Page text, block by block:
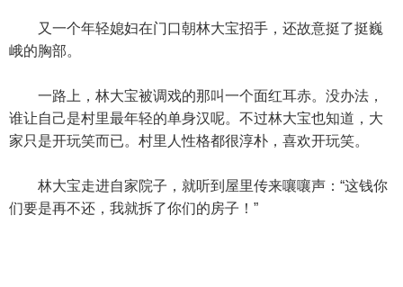
又一个年轻媳妇在门口朝林大宝招手，还故意挺了挺巍
峨的胸部。
一路上，林大宝被调戏的那叫一个面红耳赤。没办法，
谁让自己是村里最年轻的单身汉呢。不过林大宝也知道，大
家只是开玩笑而已。村里人性格都很淳朴，喜欢开玩笑。
林大宝走进自家院子，就听到屋里传来嚷嚷声：“这钱你
们要是再不还，我就拆了你们的房子！”